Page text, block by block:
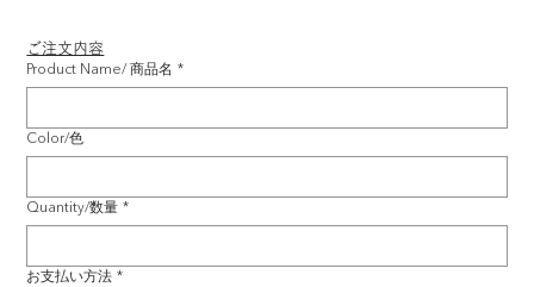
ご注文内容
Product Name/ 商品名 *
Color/色
Quantity/数量 *
お支払い方法 *